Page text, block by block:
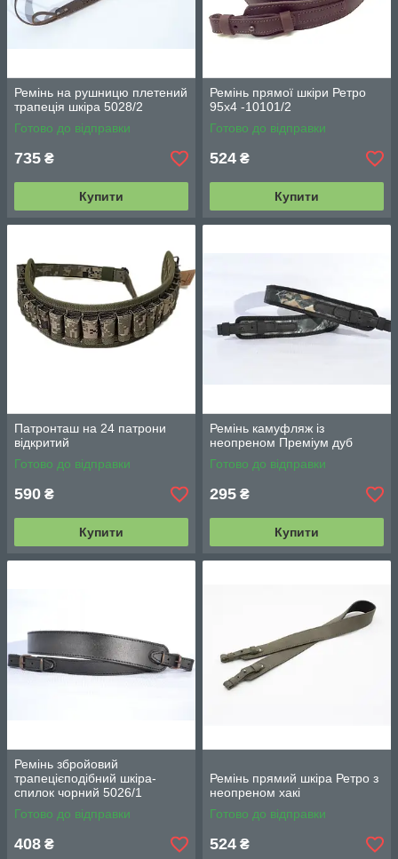
Ремінь на рушницю плетений
трапеція шкіра 5028/2
Готово до відправки
735 ₴
Купити
Ремінь прямої шкіри Ретро
95х4 -10101/2
Готово до відправки
524 ₴
Купити
Патронташ на 24 патрони
відкритий
Готово до відправки
590 ₴
Купити
Ремінь камуфляж із
неопреном Преміум дуб
Готово до відправки
295 ₴
Купити
Ремінь збройовий
трапецієподібний шкіра-
спилок чорний 5026/1
Готово до відправки
408 ₴
Ремінь прямий шкіра Ретро з
неопреном хакі
Готово до відправки
524 ₴